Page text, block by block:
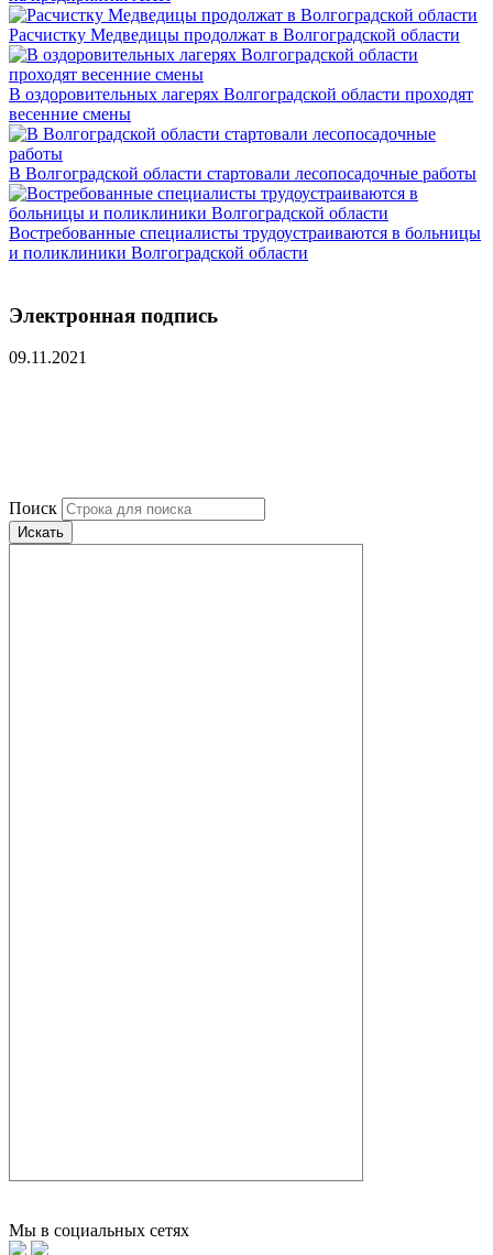
Расчистку Медведицы продолжат в Волгоградской области
В оздоровительных лагерях Волгоградской области проходят
весенние смены
В Волгоградской области стартовали лесопосадочные работы
Востребованные специалисты трудоустраиваются в больницы
и поликлиники Волгоградской области
Электронная подпись
09.11.2021
Поиск
Искать
Мы в социальных сетях